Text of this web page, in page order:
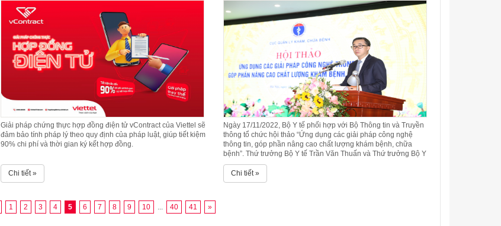
Giải pháp chứng thực hợp đồng điện tử vContract của Viettel sẽ
đảm bảo tính pháp lý theo quy định của pháp luật, giúp tiết kiệm
90% chi phí và thời gian ký kết hợp đồng.
Chi tiết »
Ngày 17/11/2022, Bộ Y tế phối hợp với Bộ Thông tin và Truyền
thông tổ chức hội thảo “Ứng dụng các giải pháp công nghệ
thông tin, góp phần nâng cao chất lượng khám bệnh, chữa
bệnh”. Thứ trưởng Bộ Y tế Trần Văn Thuấn và Thứ trưởng Bộ Y
tế Nguyễn Huy Dũng đồng chủ trì hội thảo.
Chi tiết »
1 2 3 4 5 6 7 8 9 10 ... 40 41 »